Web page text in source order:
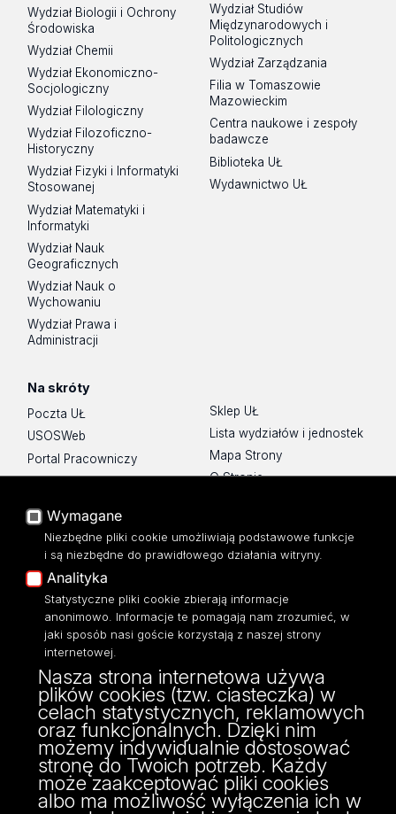
Wydział Biologii i Ochrony
Środowiska
Wydział Chemii
Wydział Ekonomiczno-
Socjologiczny
Wydział Filologiczny
Wydział Filozoficzno-
Historyczny
Wydział Fizyki i Informatyki
Stosowanej
Wydział Matematyki i
Informatyki
Wydział Nauk
Geograficznych
Wydział Nauk o
Wychowaniu
Wydział Prawa i
Administracji
Wydział Studiów
Międzynarodowych i
Politologicznych
Wydział Zarządzania
Filia w Tomaszowie
Mazowieckim
Centra naukowe i zespoły
badawcze
Biblioteka UŁ
Wydawnictwo UŁ
Na skróty
Poczta UŁ
USOSWeb
Portal Pracowniczy
Baza Aktów Własnych
Moodle
Eksperci UŁ
Polityka Prywatności
Dostępność
Sklep UŁ
Lista wydziałów i jednostek
Mapa Strony
O Stronie
ul. Narutowicza 68, 90-136 Łódź
NIP: 724 000 32 43
Adres do doręczeń elektronicznych (ADE):
AE:PL-74796-17640-IHHIV-17
KONTAKT
Wymagane
Niezbędne pliki cookie umożliwiają podstawowe funkcje
i są niezbędne do prawidłowego działania witryny.
Analityka
Statystyczne pliki cookie zbierają informacje
anonimowo. Informacje te pomagają nam zrozumieć, w
jaki sposób nasi goście korzystają z naszej strony
internetowej.
Nasza strona internetowa używa
plików cookies (tzw. ciasteczka) w
celach statystycznych, reklamowych
oraz funkcjonalnych. Dzięki nim
możemy indywidualnie dostosować
stronę do Twoich potrzeb. Każdy
może zaakceptować pliki cookies
albo ma możliwość wyłączenia ich w